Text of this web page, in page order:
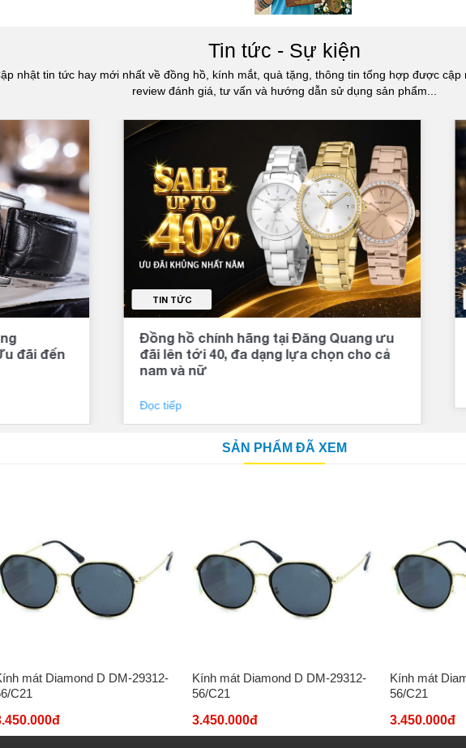
Tin tức - Sự kiện
nhật tin tức hay mới nhất về đồng hồ, kính mắt, quà tặng, thông tin tổng hợp được cập
review đánh giá, tư vấn và hướng dẫn sử dụng sản phẩm...
đãi đến
TIN TỨC
Đồng hồ chính hãng tại Đăng Quang ưu
đãi lên tới 40, đa dạng lựa chọn cho cả
nam và nữ
Đọc tiếp
SẢN PHẨM ĐÃ XEM
mát Diamond D DM-29312-
C21
Kính mát Diamond D DM-29312-
56/C21
3.450.000đ
Kính mát
56/C21
3.450.000đ